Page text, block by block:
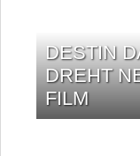
DESTIN
DREHT
FILM